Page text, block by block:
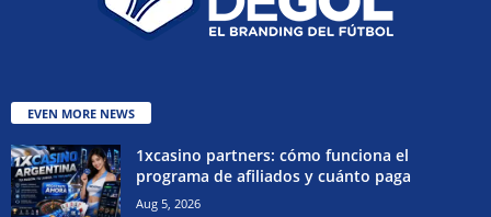
EVEN MORE NEWS
1xcasino partners: cómo funciona el
programa de afiliados y cuánto paga
Aug 5, 2026